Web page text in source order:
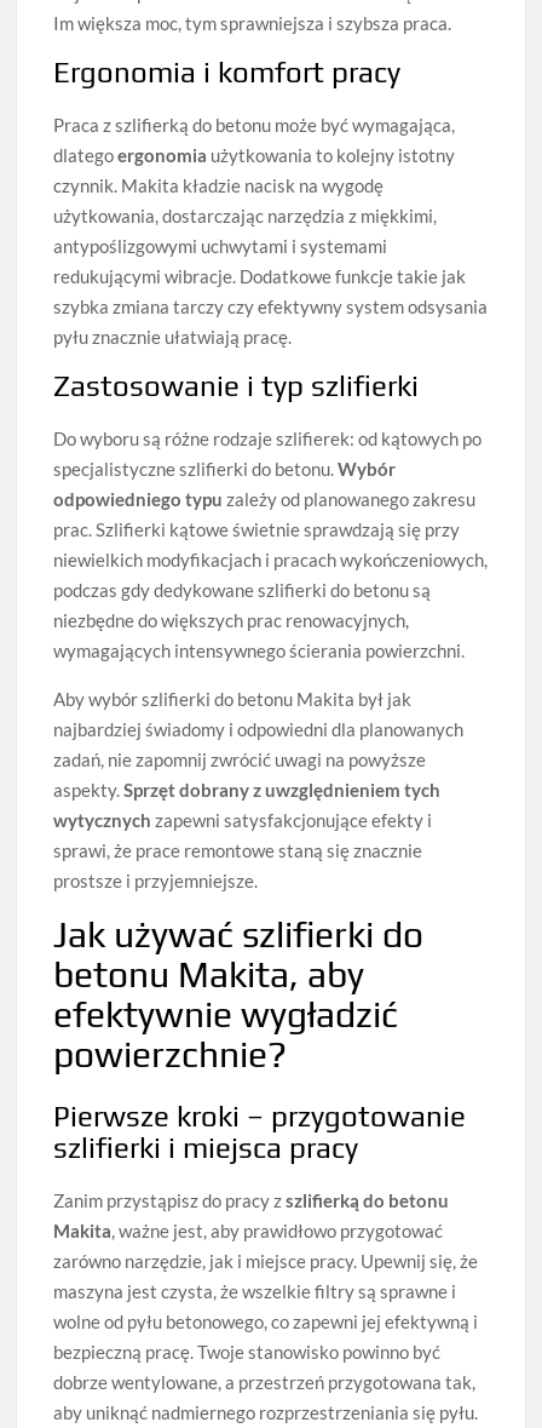
Im większa moc, tym sprawniejsza i szybsza praca.
Ergonomia i komfort pracy
Praca z szlifierką do betonu może być wymagająca,
dlategoergonomia użytkowania to kolejny istotny
czynnik. Makita kładzie nacisk na wygodę
użytkowania, dostarczając narzędzia z miękkimi,
antypoślizgowymi uchwytami i systemami
redukującymi wibracje. Dodatkowe funkcje takie jak
szybka zmiana tarczy czy efektywny system odsysania
pyłu znacznie ułatwiają pracę.
Zastosowanie i typ szlifierki
Do wyboru są różne rodzaje szlifierek: od kątowych po
specjalistyczne szlifierki do betonu.Wybór
odpowiedniego typu zależy od planowanego zakresu
prac. Szlifierki kątowe świetnie sprawdzają się przy
niewielkich modyfikacjach i pracach wykończeniowych,
podczas gdy dedykowane szlifierki do betonu są
niezbędne do większych prac renowacyjnych,
wymagających intensywnego ścierania powierzchni.
Aby wybór szlifierki do betonu Makita był jak
najbardziej świadomy i odpowiedni dla planowanych
zadań, nie zapomnij zwrócić uwagi na powyższe
aspekty.Sprzęt dobrany z uwzględnieniem tych
wytycznych zapewni satysfakcjonujące efekty i
sprawi, że prace remontowe staną się znacznie
prostsze i przyjemniejsze.
Jak używać szlifierki do
betonu Makita, aby
efektywnie wygładzić
powierzchnie?
Pierwsze kroki – przygotowanie
szlifierki i miejsca pracy
Zanim przystąpisz do pracy zszlifierką do betonu
Makita, ważne jest, aby prawidłowo przygotować
zarówno narzędzie, jak i miejsce pracy. Upewnij się, że
maszyna jest czysta, że wszelkie filtry są sprawne i
wolne od pyłu betonowego, co zapewni jej efektywną i
bezpieczną pracę. Twoje stanowisko powinno być
dobrze wentylowane, a przestrzeń przygotowana tak,
aby uniknąć nadmiernego rozprzestrzeniania się pyłu.